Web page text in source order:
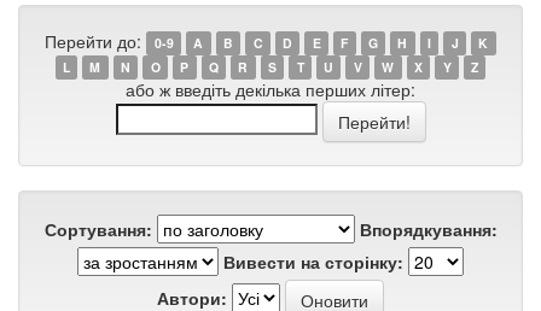
Перейти до: 0-9 A B C D E F G H I J
K
L
M N O P Q R S T U V W X Y Z
або ж введіть декілька перших літер:
Сортування:
Впорядкування:
Вивести на сторінку:
Автори: